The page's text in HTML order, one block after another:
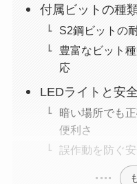
付属ビットの種
S2鋼ビットの
豊富なビット
応
LEDライトと安
暗い場所でも
便利さ
誤作動を防ぐ